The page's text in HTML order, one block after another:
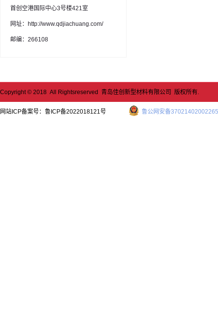
首创空港国际中心3号楼421室
网址：http://www.qdjiachuang.com/
邮编：266108
Copyright © 2018 All Rightsreserved 青岛佳创新型材料有限公司 版权所有.
鲁公网安备
网站ICP备案号： 鲁ICP备2022018121号